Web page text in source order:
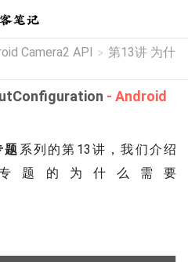
Camera2 API > 第13讲 为什
- Android
题 系列的第13讲，我们介绍
专题的为什么需要